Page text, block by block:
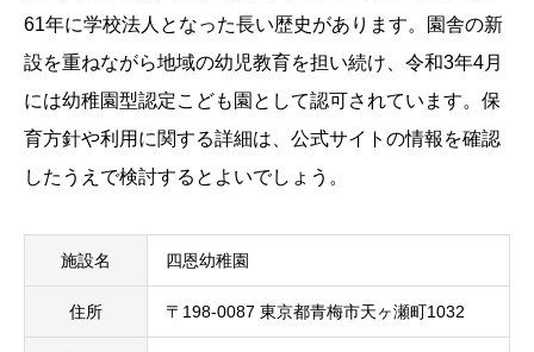
61年に学校法人となった長い歴史があります。園舎の新
設を重ねながら地域の幼児教育を担い続け、令和3年4月
には幼稚園型認定こども園として認可されています。保
育方針や利用に関する詳細は、公式サイトの情報を確認
したうえで検討するとよいでしょう。
施設名 四恩幼稚園
住所 〒198-0087 東京都青梅市天ヶ瀬町1032